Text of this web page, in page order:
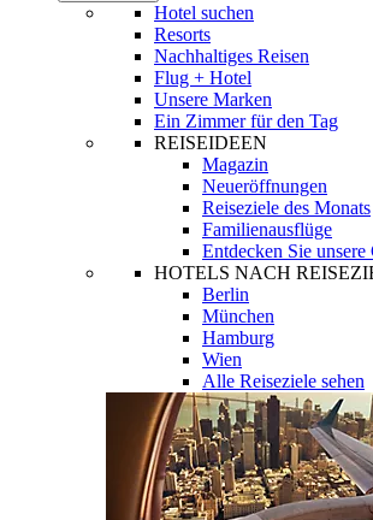
Hotel suchen
Resorts
Nachhaltiges Reisen
Flug + Hotel
Unsere Marken
Ein Zimmer für den Tag
REISEIDEEN
Magazin
Neueröffnungen
Reiseziele des Monats
Familienausflüge
Entdecken Sie
HOTELS NACH
Berlin
München
Hamburg
Wien
Alle Reiseziele sehen